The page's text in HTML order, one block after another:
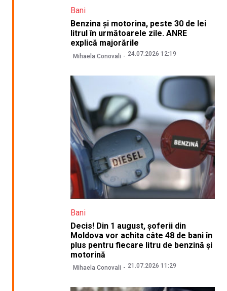
Bani
Benzina și motorina, peste 30 de lei
litrul în următoarele zile. ANRE
explică majorările
Mihaela Conovali 24.07.2026 12:19
Bani
Decis! Din 1 august, șoferii din
Moldova vor achita câte 48 de bani în
plus pentru fiecare litru de benzină și
motorină
Mihaela Conovali 21.07.2026 11:29